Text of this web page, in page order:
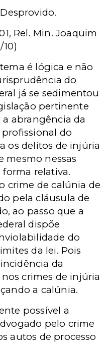
Rel. Min. Joaquim
10)
é lógica e não
do
já se sedimentou
pertinente
abrangência da
do
os delitos de injúria
mesmo nessas
relativa.
crime de calúnia de
pela cláusula de
ao passo que a
dispõe
do
da lei. Pois
da
crimes de injúria
a calúnia.
possível a
pelo crime
autos de processo